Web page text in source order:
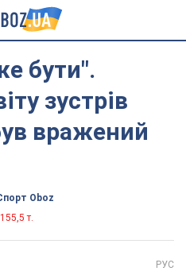
бути".
зустрів
вражений
Oboz
155,5 т.
РУС